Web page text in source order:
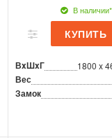
В наличии*
ВxШxГ 1800 x
Вес
Замок